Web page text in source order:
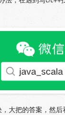
大把的答案，然后